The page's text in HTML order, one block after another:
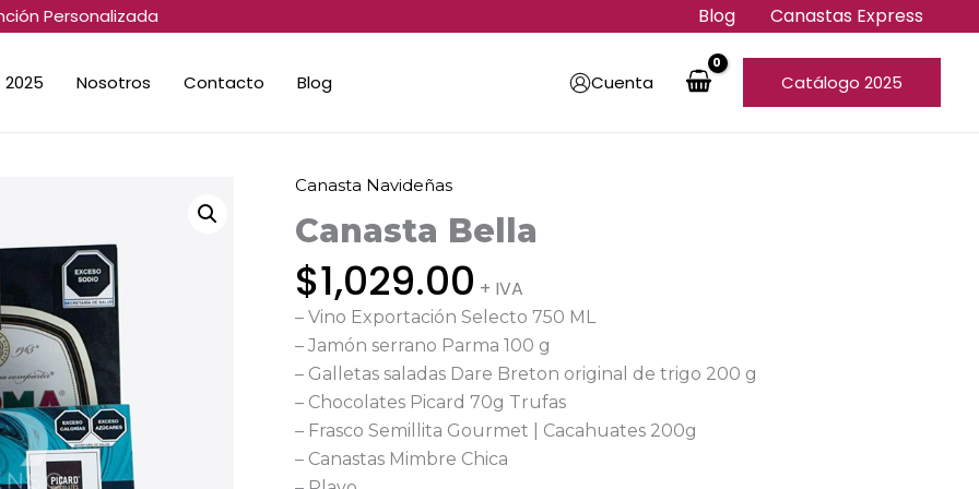
Personalizada Blog Canastas Express
Nosotros Contacto Blog Cuenta Catálogo 2025
Canasta Navideñas
Canasta Bella
$1,029.00 + IVA
– Vino Exportación Selecto 750 ML
– Jamón serrano Parma 100 g
– Galletas saladas Dare Breton original de trigo 200 g
– Chocolates Picard 70g Trufas
– Frasco Semillita Gourmet | Cacahuates 200g
– Canastas Mimbre Chica
Canasta
Bella
cantidad